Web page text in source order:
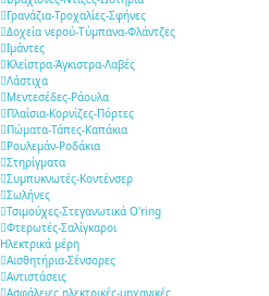
Γρανάζια-Τροχαλίες-Σφήνες
Δοχεία νερού-Τύμπανα-Φλάντζες
Ιμάντες
Κλείστρα-Άγκιστρα-Λαβές
Λάστιχα
Μεντεσέδες-Ράουλα
Πλαίσια-Κορνίζες-Πόρτες
Πώματα-Τάπες-Καπάκια
Ρουλεμάν-Ροδάκια
Στηρίγματα
Συμπυκνωτές-Κοντένσερ
Σωλήνες
Τσιμούχες-Στεγανωτικά O'ring
Φτερωτές-Σαλίγκαροι
Ηλεκτρικά μέρη
Αισθητήρια-Σένσορες
Αντιστάσεις
Ασφάλειες ηλεκτρικές-μηχανικές